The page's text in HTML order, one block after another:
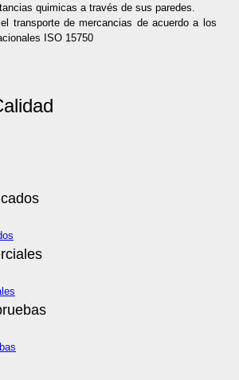
quimicas a través de sus paredes.
transportedemercancias deacuerdo a los
ISO 15750